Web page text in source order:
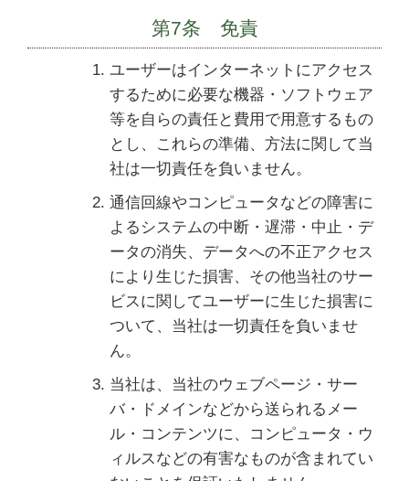
第7条 免責
ユーザーはインターネットにアクセス
するために必要な機器・ソフトウェア
等を自らの責任と費用で用意するもの
とし、これらの準備、方法に関して当
社は一切責任を負いません。
通信回線やコンピュータなどの障害に
よるシステムの中断・遅滞・中止・デ
ータの消失、データへの不正アクセス
により生じた損害、その他当社のサー
ビスに関してユーザーに生じた損害に
ついて、当社は一切責任を負いませ
ん。
当社は、当社のウェブページ・サー
バ・ドメインなどから送られるメー
ル・コンテンツに、コンピュータ・ウ
ィルスなどの有害なものが含まれてい